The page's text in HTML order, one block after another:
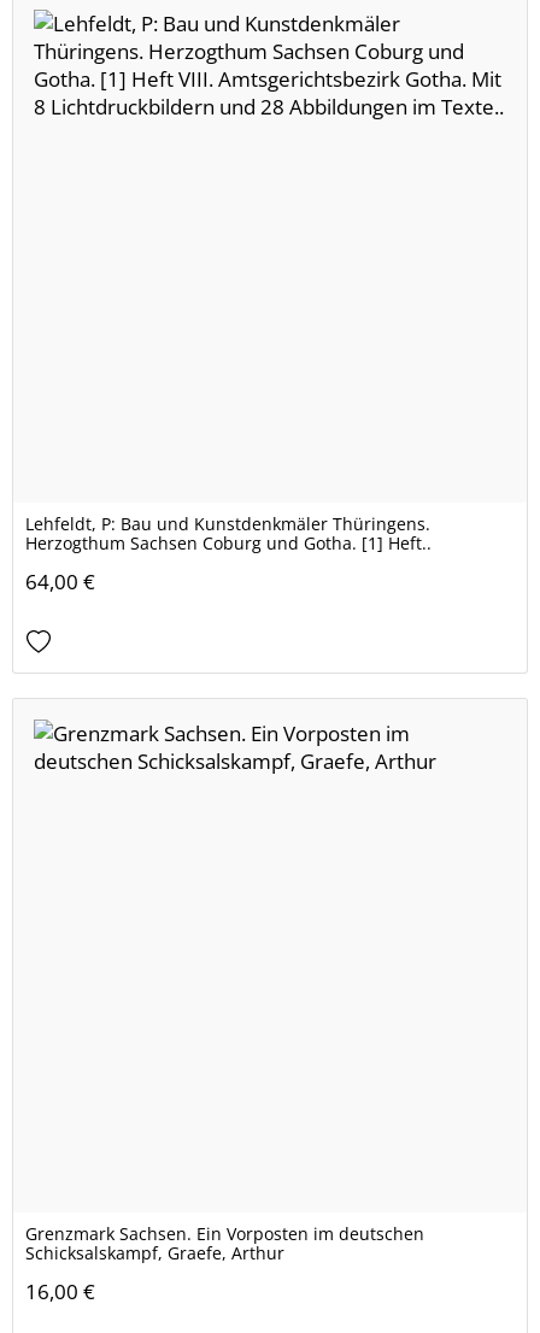
Lehfeldt, P: Bau und Kunstdenkmäler Thüringens.
Herzogthum Sachsen Coburg und Gotha. [1] Heft..
64,00 €
Grenzmark Sachsen. Ein Vorposten im deutschen
Schicksalskampf, Graefe, Arthur
16,00 €